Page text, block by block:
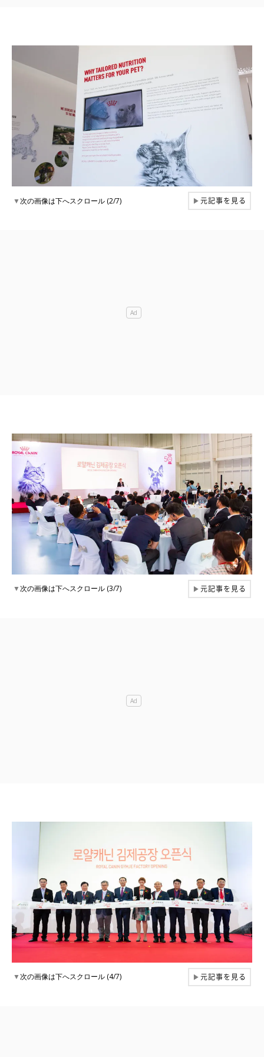
▼次の画像は下へスクロール (2/7) ▶元記事を見る
▼次の画像は下へスクロール (3/7) ▶元記事を見る
▼次の画像は下へスクロール (4/7) ▶元記事を見る